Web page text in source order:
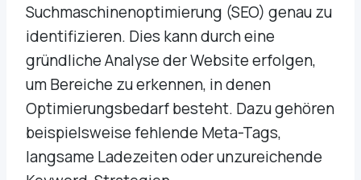
Suchmaschinenoptimierung (SEO) genau zu
identifizieren. Dies kann durch eine
gründliche Analyse der Website erfolgen,
um Bereiche zu erkennen, in denen
Optimierungsbedarf besteht. Dazu gehören
beispielsweise fehlende Meta-Tags,
langsame Ladezeiten oder unzureichende